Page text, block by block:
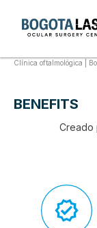
Clínica oftalmológica |
BENEFITS
Creado